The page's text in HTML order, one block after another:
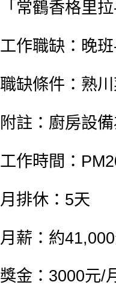
「常鶴香格里
工作職缺：晚
職缺條件：熟
附註：廚房設
工作時間：
月排休：5天
月薪：約
獎金：3000元/